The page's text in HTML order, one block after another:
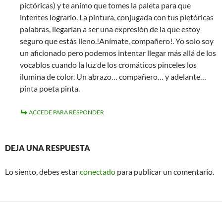
pictóricas) y te animo que tomes la paleta para que
intentes lograrlo. La pintura, conjugada con tus pletóricas
palabras, llegarían a ser una expresión de la que estoy
seguro que estás lleno.!Anímate, compañero!. Yo solo soy
un aficionado pero podemos intentar llegar más allá de los
vocablos cuando la luz de los cromáticos pinceles los
ilumina de color. Un abrazo… compañero… y adelante…
pinta poeta pinta.
ACCEDE PARA RESPONDER
DEJA UNA RESPUESTA
Lo siento, debes estarconectado para publicar un comentario.